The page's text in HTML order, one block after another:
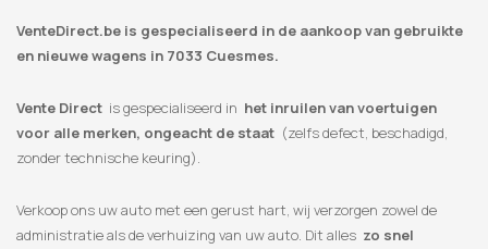
VenteDirect.be is gespecialiseerd in de aankoop van gebruikte
en nieuwe wagens in 7033 Cuesmes.
Vente Direct is gespecialiseerd in het inruilen van voertuigen
voor alle merken, ongeacht de staat (zelfs defect, beschadigd,
zonder technische keuring).
Verkoop ons uw auto met een gerust hart, wij verzorgen zowel de
administratie als de verhuizing van uw auto. Dit alles zo snel